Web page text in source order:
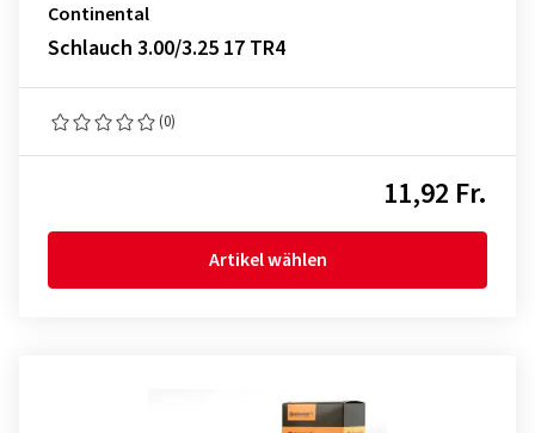
Continental
Schlauch 3.00/3.25 17 TR4
(0)
11,92 Fr.
Artikel wählen